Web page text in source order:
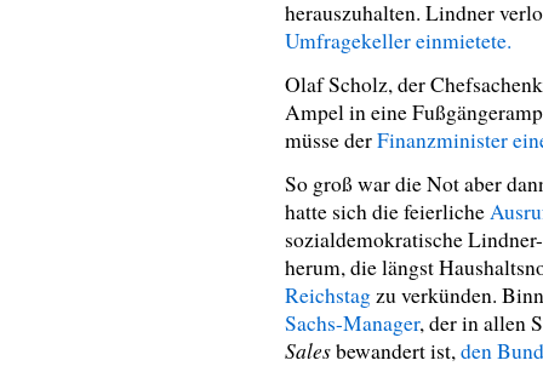
herauszuhalten. Lindner
Umfragekeller einmietete.
Olaf Scholz, der
Ampel in eine
müsse derFinanzminister
So groß war die Not aber
hatte sich die feierliche
sozialdemokratische
herum, die längst
Reichstagzu verkünden.
Sachs-Manager, der in allen
Salesbewandert ist,den